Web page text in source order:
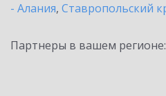
- Алания, Ставропольский
Партнеры в вашем регионе: